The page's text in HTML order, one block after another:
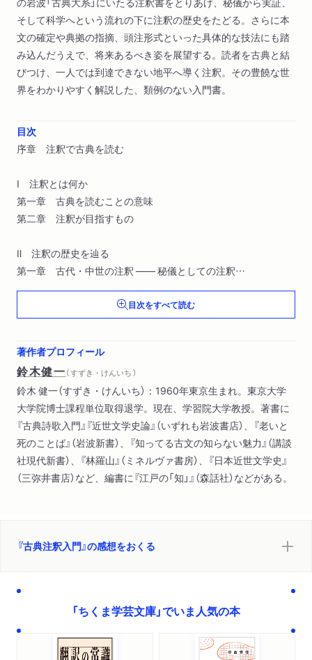
そして科学へという流れの下に注釈の歴史をたどる。さらに本
文の確定や典拠の指摘、頭注形式といった具体的な技法にも踏
み込んだうえで、将来あるべき姿を展望する。読者を古典と結
びつけ、一人では到達できない地平へ導く注釈。その豊饒な世
界をわかりやすく解説した、類例のない入門書。
目次
序章 注釈で古典を読む
Ⅰ 注釈とは何か
第一章 古典を読むことの意味
第二章 注釈が目指すもの
Ⅱ 注釈の歴史を辿る
第一章 古代・中世の注釈 ―― 秘儀としての注釈
第二章 近世の注釈 ―― 実証としての注釈
第三章 近現代の注釈 ―― 科学としての注釈
第一章 作品世界に深く分け入る
第二章 わかりやすく読むための工夫
終章 注釈の未来に向けて
あとがき／文庫版あとがき
目次をすべて読む
著作者プロフィール
鈴木健一（ すずき・けんいち ）
鈴木 健一（すずき・けんいち）：1960年東京生まれ。東京大学
大学院博士課程単位取得退学。現在、学習院大学教授。著書に
『古典詩歌入門』『近世文学史論』（いずれも岩波書店）、『老いと
死のことば』（岩波新書）、『知ってる古文の知らない魅力』（講談
社現代新書）、『林羅山』（ミネルヴァ書房）、『日本近世文学史』
（三弥井書店）など、編書に『江戸の「知」』（森話社）などがある。
『古典注釈入門』の感想をおくる
「ちくま学芸文庫」でいま人気の本